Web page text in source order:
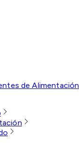
de Alimentación